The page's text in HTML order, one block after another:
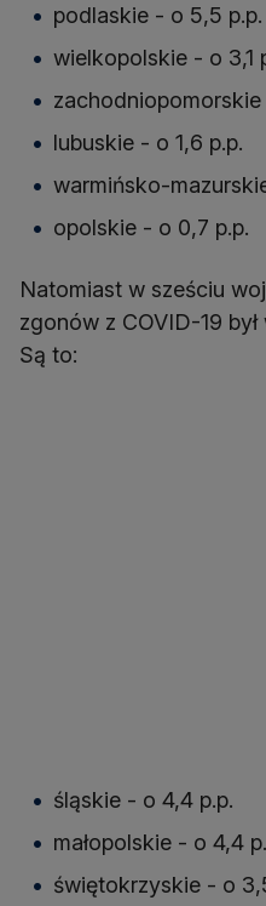
podlaskie - o 5,5 p.p.
wielkopolskie - o 3,1
zachodniopomorskie
lubuskie - o 1,6 p.p.
warmińsko-
opolskie - o 0,7 p.p.
Natomiast w sześciu
zgonów z COVID-19
Są to:
śląskie - o 4,4 p.p.
małopolskie - o 4,4
świętokrzyskie - o